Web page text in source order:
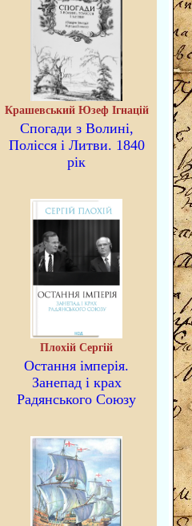
Крашевський Юзеф Ігнацій
Спогади з Волині,
Полісся і Литви. 1840
рік
Плохій Сергій
Остання імперія.
Занепад і крах
Радянського Союзу